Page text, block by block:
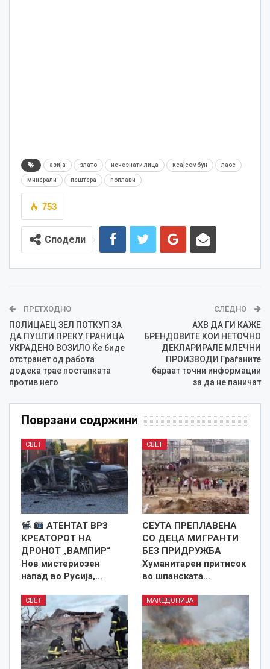
азија злато исчезнати лица ксајсомбун лаос
минерали пештера поплави
753
Сподели
ПРЕТХОДНО
ПОЛИЦАЕЦ ЗЕЛ ПОТКУП ЗА
ДА ПУШТИ ПРЕКУ ГРАНИЦА
УКРАДЕНО ВОЗИЛО Ќе биде
отстранет од работа
додека трае постапката
против него
СЛЕДНО
АХВ ДА ГИ КАЖЕ
БРЕНДОВИТЕ КОИ НЕТОЧНО
ДЕКЛАРИРАЛЕ МЛЕЧНИ
ПРОИЗВОДИ Граѓаните
бараат точни информации
за да не паничат
Поврзани содржини
СВЕТ
АТЕНТАТ ВРЗ
КРЕАТОРОТ НА
ДРОНОТ „ВАМПИР“
Нов мистериозен
напад во Русија,…
СВЕТ
СЕУТА ПРЕПЛАВЕНА
СО ДЕЦА МИГРАНТИ
БЕЗ ПРИДРУЖБА
Хуманитарен притисок
во шпанската…
СВЕТ МАКЕДОНИЈА